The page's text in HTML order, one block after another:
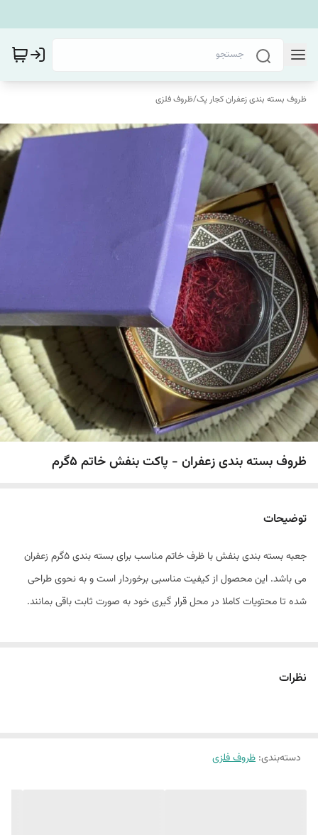
ظروف بسته بندی زعفران کجار پک/ظروف فلزی
ظروف بسته بندی زعفران - پاکت بنفش خاتم 5گرم
توضیحات
جعبه بسته بندی بنفش با ظرف خاتم مناسب برای بسته بندی 5گرم زعفران
می باشد. این محصول از کیفیت مناسبی برخوردار است و به نحوی طراحی
شده تا محتویات کاملا در محل قرار گیری خود به صورت ثابت باقی بمانند.
نظرات
دسته‌بندی: ظروف فلزی